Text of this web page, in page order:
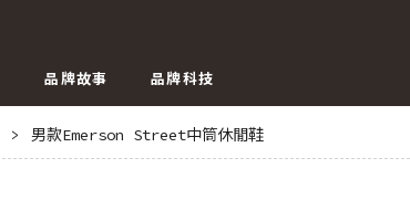
品牌故事 品牌科技
> 男款Emerson Street中筒休閒鞋